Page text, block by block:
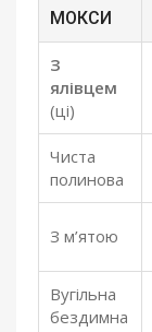
МОКСИ
З
ялівцем
(ці)
Чиста
полинова
З м’ятою
Вугільна
бездимна